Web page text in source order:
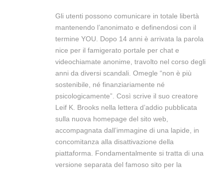
Gli utenti possono comunicare in totale libertà
mantenendo l’anonimato e definendosi con il
termine YOU. Dopo 14 anni è arrivata la parola
nice per il famigerato portale per chat e
videochiamate anonime, travolto nel corso degli
anni da diversi scandali. Omegle “non è più
sostenibile, né finanziariamente né
psicologicamente”. Così scrive il suo creatore
Leif K. Brooks nella lettera d’addio pubblicata
sulla nuova homepage del sito web,
accompagnata dall’immagine di una lapide, in
concomitanza alla disattivazione della
piattaforma. Fondamentalmente si tratta di una
versione separata del famoso sito per la